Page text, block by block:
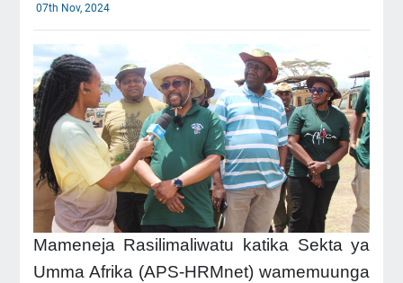
07th Nov, 2024
Mameneja Rasilimaliwatu katika Sekta ya
Umma Afrika (APS-HRMnet) wamemuunga